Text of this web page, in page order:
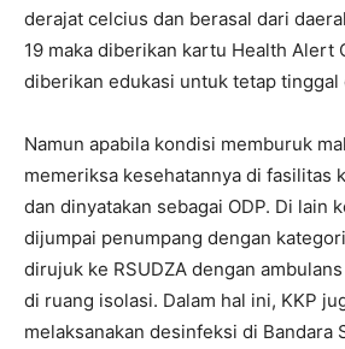
derajat celcius dan berasal dari
19 maka diberikan kartu Health Alert
diberikan edukasi untuk tetap tinggal
Namun apabila kondisi memburuk
memeriksa kesehatannya di fasilitas
dan dinyatakan sebagai ODP. Di lain
dijumpai penumpang dengan
dirujuk ke RSUDZA dengan
di ruang isolasi. Dalam hal ini, KKP
melaksanakan desinfeksi di Bandara